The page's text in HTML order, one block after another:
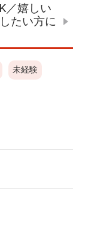
／嬉しい
たい方に
未経験